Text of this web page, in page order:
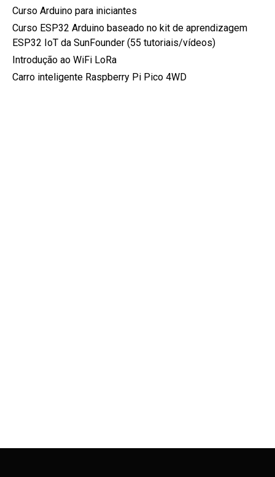
Curso Arduino para iniciantes
Curso ESP32 Arduino baseado no kit de aprendizagem
ESP32 IoT da SunFounder (55 tutoriais/vídeos)
Introdução ao WiFi LoRa
Carro inteligente Raspberry Pi Pico 4WD